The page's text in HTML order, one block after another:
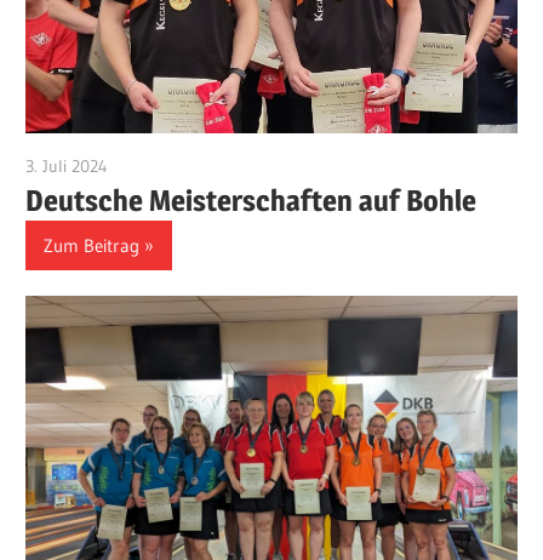
3. Juli 2024
Deutsche Meisterschaften auf Bohle
Zum Beitrag